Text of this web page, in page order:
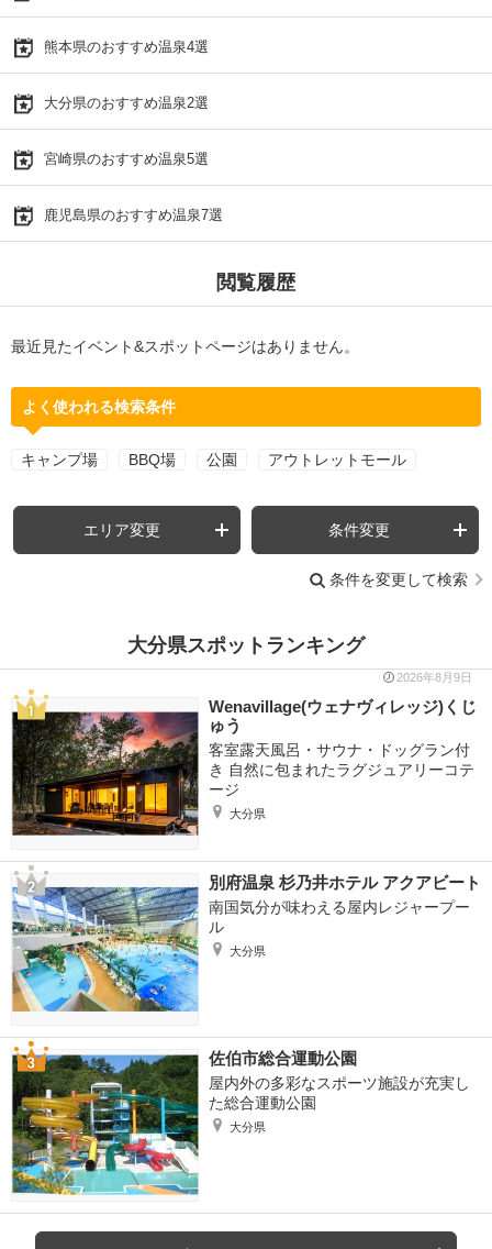
熊本県のおすすめ温泉4選
大分県のおすすめ温泉2選
宮崎県のおすすめ温泉5選
鹿児島県のおすすめ温泉7選
閲覧履歴
最近見たイベント&スポットページはありません。
よく使われる検索条件
キャンプ場 BBQ場 公園 アウトレットモール
エリア変更 条件変更
条件を変更して検索
大分県スポットランキング
2026年8月9日
Wenavillage(ウェナヴィレッジ)くじ
ゅう
客室露天風呂・サウナ・ドッグラン付
き 自然に包まれたラグジュアリーコテ
ージ
大分県
別府温泉 杉乃井ホテル アクアビート
南国気分が味わえる屋内レジャープー
ル
大分県
佐伯市総合運動公園
屋内外の多彩なスポーツ施設が充実し
た総合運動公園
大分県